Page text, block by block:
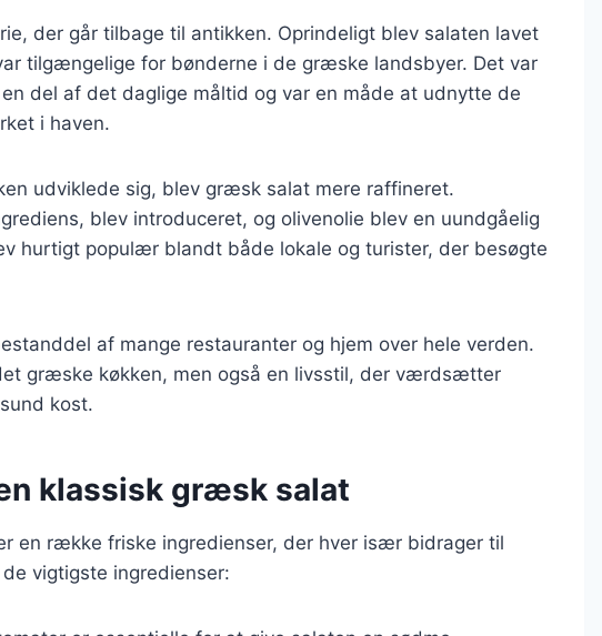
der går tilbage til antikken. Oprindeligt blev salaten lavet
tilgængelige for bønderne i de græske landsbyer. Det var
del af det daglige måltid og var en måde at udnytte de
i haven.
udviklede sig, blev græsk salat mere raffineret.
blev introduceret, og olivenolie blev en uundgåelig
hurtigt populær blandt både lokale og turister, der besøgte
af mange restauranter og hjem over hele verden.
græske køkken, men også en livsstil, der værdsætter
kost.
klassisk græsk salat
en række friske ingredienser, der hver især bidrager til
vigtigste ingredienser: